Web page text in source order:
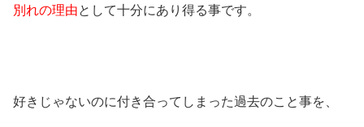
別れの理由として十分にあり得る事です。
好きじゃないのに付き合ってしまった過去のこと事を、